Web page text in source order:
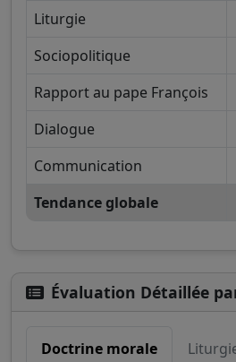
Liturgie
Sociopolitique
Rapport au pape François
Dialogue
Communication
Tendance globale
Évaluation Détaillée
Doctrine morale